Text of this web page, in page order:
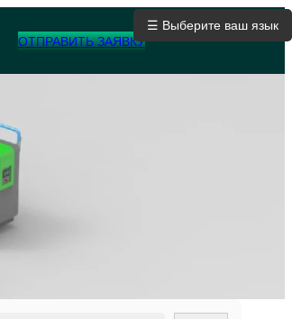
ОТПРАВИТЬ ЗАЯВКУ
☰ Выберите ваш язык